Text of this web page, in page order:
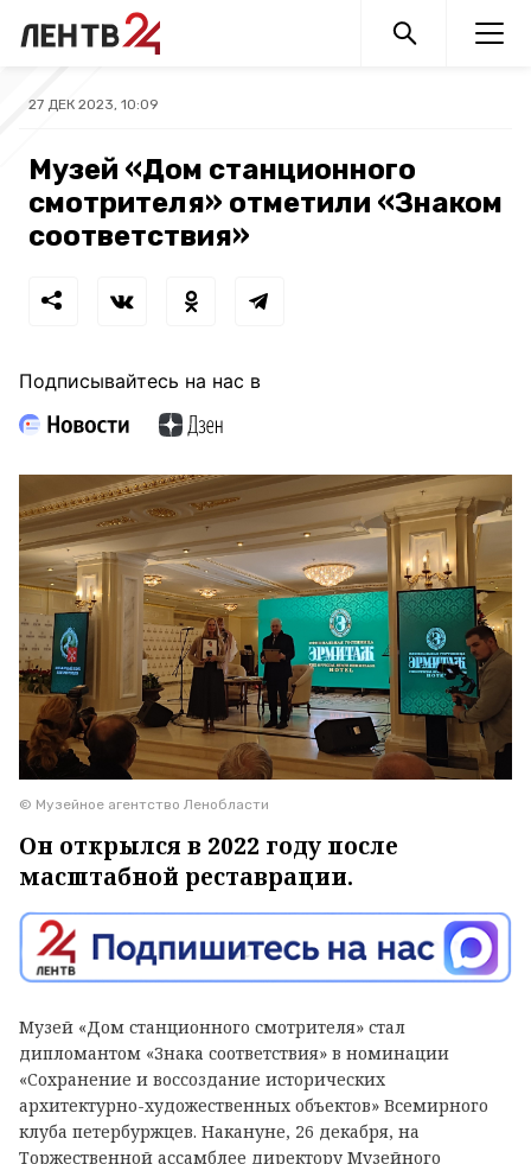
27 ДЕК 2023, 10:09
Музей «Дом станционного
смотрителя» отметили «Знаком
соответствия»
Подписывайтесь на нас в
© Музейное агентство Ленобласти
Он открылся в 2022 году после
масштабной реставрации.
Музей «Дом станционного смотрителя» стал
дипломантом «Знака соответствия» в номинации
«Сохранение и воссоздание исторических
архитектурно-художественных объектов» Всемирного
клуба петербуржцев. Накануне, 26 декабря, на
Торжественной ассамблее директору Музейного